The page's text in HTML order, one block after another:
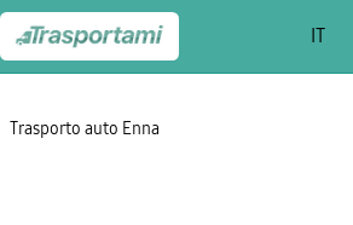
IT
Trasporto auto Enna